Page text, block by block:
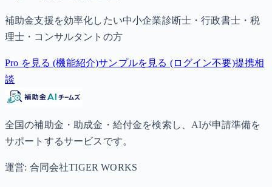
補助金支援を効率化したい中小企業診断士・行政書士・税
理士・コンサルタントの方
Pro を見る (機能紹介)サンプルを見る (ログイン不要)提携相
談
全国の補助金・助成金・給付金を検索し、AIが申請準備を
サポートするサービスです。
運営: 合同会社TIGER WORKS